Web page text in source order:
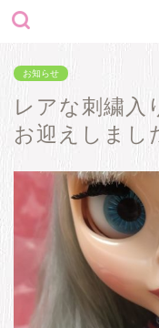
お知らせ
レアな刺繍入
お迎えしまし